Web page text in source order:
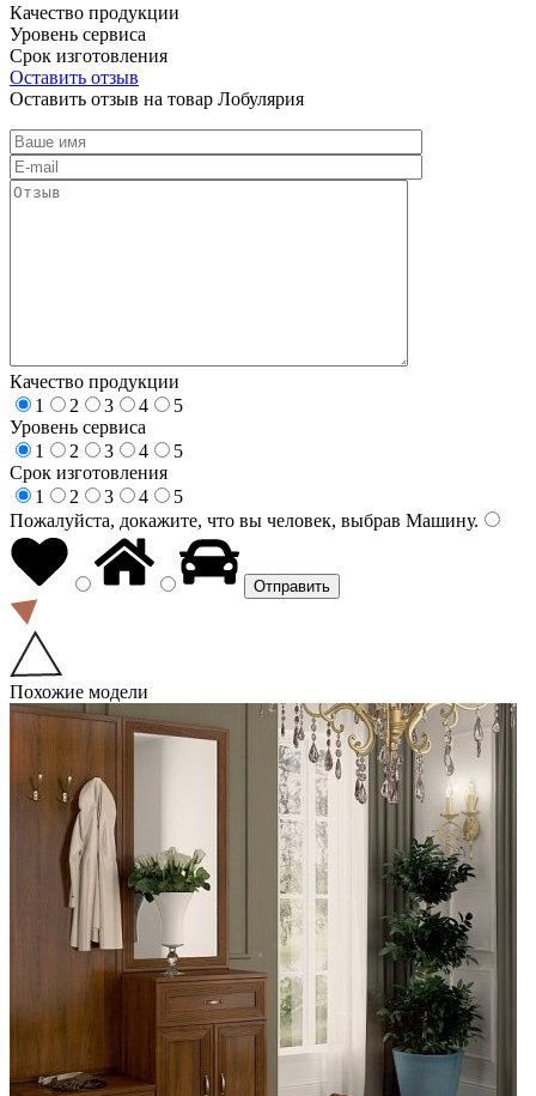
Качество продукции
Уровень сервиса
Срок изготовления
Оставить отзыв
Оставить отзыв на товар Лобулярия
Качество продукции
1
2 3 4
5
Уровень сервиса
1
2 3 4
5
Срок изготовления
1
2 3 4
5
Пожалуйста, докажите, что вы человек, выбрав Машину.
Похожие модели